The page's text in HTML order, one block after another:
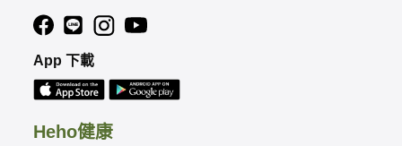
Heho健康
App 下載